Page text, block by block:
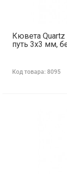
Кювета Quartz
путь 3х3 мм,
Код товара: 8095